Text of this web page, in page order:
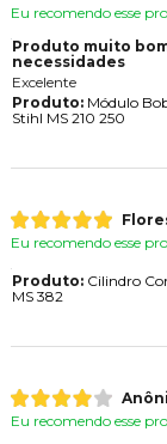
Eu recomendo esse
Produto muito
necessidades
Excelente
Produto:Módulo
Stihl MS 210 250
Eu recomendo esse
Produto:Cilindro
MS 382
Eu recomendo esse